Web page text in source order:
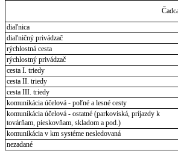
diaľnica
diaľničný privádzač
rýchlostná cesta
rýchlostný privádzač
cesta I. triedy
cesta II. triedy
cesta III. triedy
komunikácia účelová - poľné a lesné cesty
komunikácia účelová - ostatné (parkoviská, príjazdy k
továrňam, pieskovňam, skladom a pod.)
komunikácia v km systéme nesledovaná
nezadané